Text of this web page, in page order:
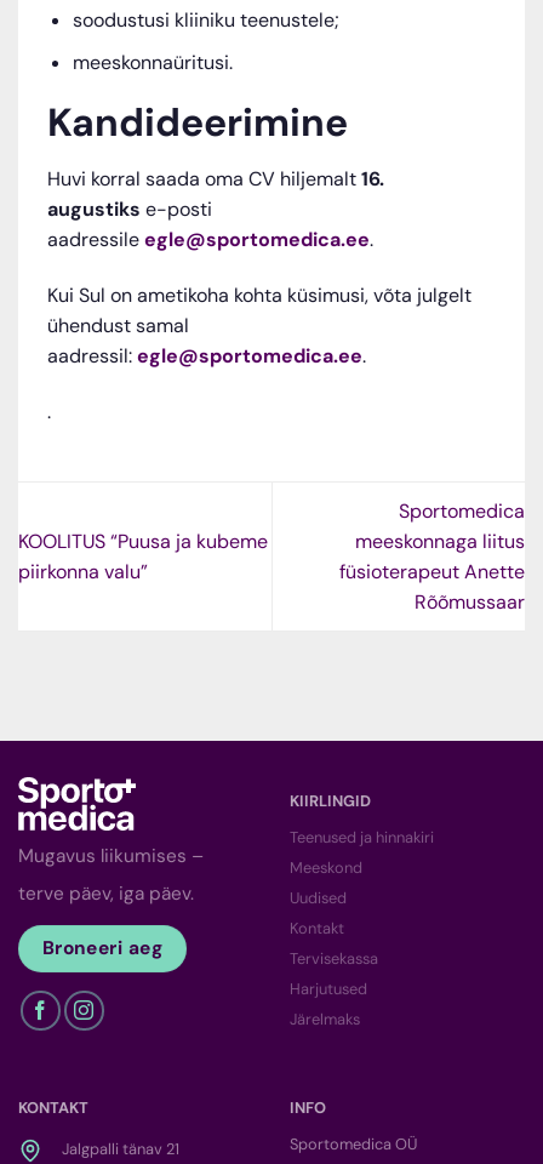
soodustusi kliiniku teenustele;
meeskonnaüritusi.
Kandideerimine
Huvi korral saada oma CV hiljemalt16.
augustiks e-posti
aadressileegle@sportomedica.ee.
Kui Sul on ametikoha kohta küsimusi, võta julgelt
ühendust samal
aadressil:egle@sportomedica.ee.
.
KOOLITUS “Puusa ja kubeme
piirkonna valu”
Sportomedica
meeskonnaga liitus
füsioterapeut Anette
Rõõmussaar
Mugavus liikumises –
terve päev, iga päev.
Broneeri aeg
KIIRLINGID
Teenused ja hinnakiri
Meeskond
Uudised
Kontakt
Tervisekassa
Harjutused
Järelmaks
KONTAKT
Jalgpalli tänav 21
INFO
Sportomedica OÜ